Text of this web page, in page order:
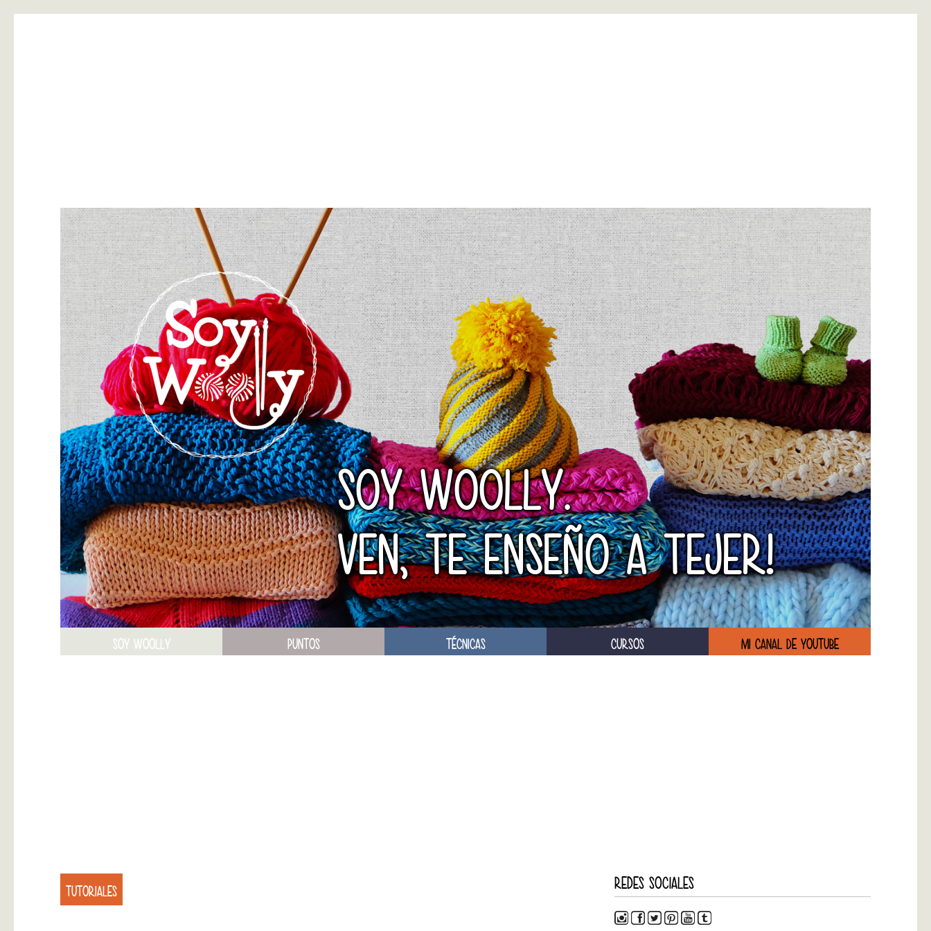
SOY WOOLLY.
VEN, TE ENSEÑO A TEJER!
SOY WOOLLY PUNTOS TÉCNICAS CURSOS MI CANAL DE YOUTUBE
TUTORIALES REDES SOCIALES